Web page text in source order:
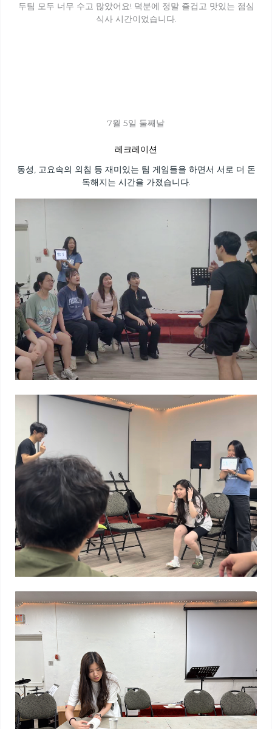
두팀 모두 너무 수고 많았어요! 덕분에 정말 즐겁고 맛있는 점심
식사 시간이었습니다.
7월 5일 둘째날
레크레이션
동성, 고요속의 외침 등 재미있는 팀 게임들을 하면서 서로 더 돈
독해지는 시간을 가졌습니다.